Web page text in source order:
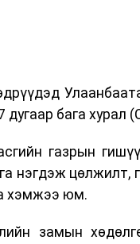
бага хурал
газрын
нэгдэж цөлжилт,
хэмжээ юм.
замын